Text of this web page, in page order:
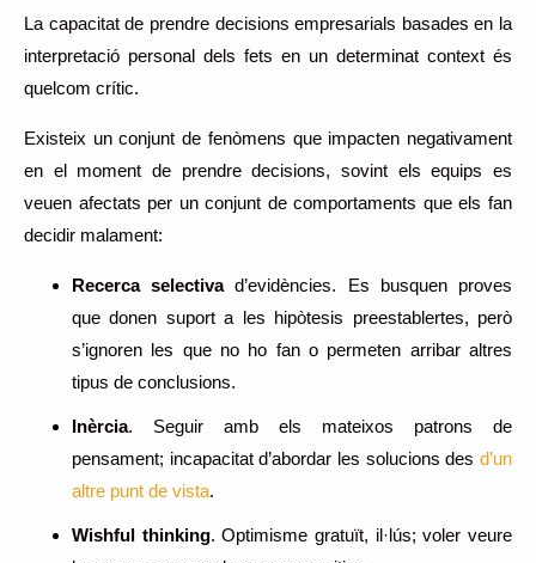
La capacitat de prendre decisions empresarials basades en la
interpretació personal dels fets en un determinat context és
quelcom crític.
Existeix un conjunt de fenòmens que impacten negativament
en el moment de prendre decisions, sovint els equips es
veuen afectats per un conjunt de comportaments que els fan
decidir malament:
Recerca selectivad’evidències. Es busquen proves
que donen suport a les hipòtesis preestablertes, però
s’ignoren les que no ho fan o permeten arribar altres
tipus de conclusions.
Inèrcia. Seguir amb els mateixos patrons de
pensament; incapacitat d’abordar les solucions des d’un
altre punt de vista.
Wishful thinking. Optimisme gratuït, il·lús; voler veure